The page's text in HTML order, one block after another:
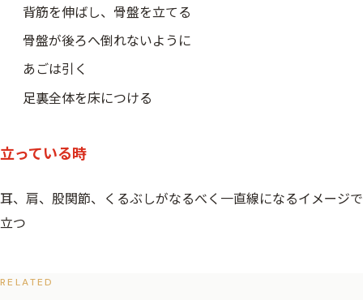
背筋を伸ばし、骨盤を立てる
骨盤が後ろへ倒れないように
あごは引く
足裏全体を床につける
立っている時
耳、肩、股関節、くるぶしがなるべく一直線になるイメージで
立つ
RELATED